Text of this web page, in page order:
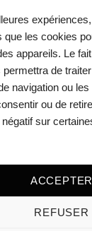
que les cookies
appareils. Le
de
navigation ou
ou de
sur
ACCEPTER
REFUSER